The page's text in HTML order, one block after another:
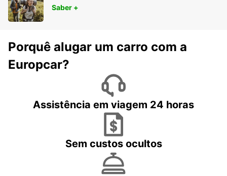
Saber +
Porquê alugar um carro com a
Europcar?
Assistência em viagem 24 horas
Sem custos ocultos